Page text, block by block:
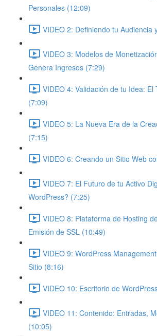
Personales (12:09)
VIDEO 2: Definiendo tu Audiencia
VIDEO 3: Modelos de
Genera Ingresos (7:29)
VIDEO 4: Validación de tu Idea: El
(7:09)
VIDEO 5: La Nueva Era de la
(7:15)
VIDEO 6: Creando un Sitio Web
VIDEO 7: El Futuro de tu Activo
WordPress? (7:25)
VIDEO 8: Plataforma de Hosting
Emisión de SSL (10:49)
VIDEO 9: WordPress
Sitio (8:16)
VIDEO 10: Escritorio de
VIDEO 11: Contenido: Entradas,
(10:05)